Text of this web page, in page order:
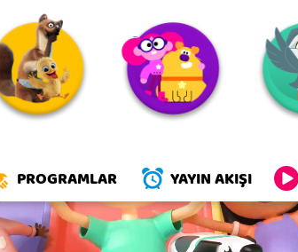
PROGRAMLAR YAYIN AKIŞI
Hazır mısın Eddie?